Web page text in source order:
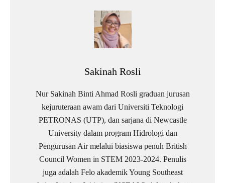
Sakinah Rosli
Nur Sakinah Binti Ahmad Rosli graduan jurusan
kejuruteraan awam dari Universiti Teknologi
PETRONAS (UTP), dan sarjana di Newcastle
University dalam program Hidrologi dan
Pengurusan Air melalui biasiswa penuh British
Council Women in STEM 2023-2024. Penulis
juga adalah Felo akademik Young Southeast